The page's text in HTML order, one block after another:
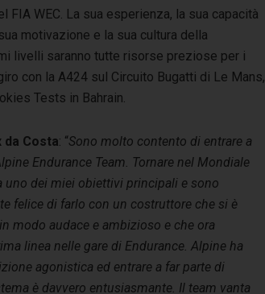
FIA WEC. La sua esperienza, la sua capacità
motivazione e la sua cultura della
livelli saranno tutte risorse preziose per i
con la A424 sul Circuito Bugatti di Le Mans,
Tests in Bahrain.
da Costa: “Sono molto contento di entrare a
Endurance Team. Tornare nel Mondiale
uno dei miei obiettivi principali e sono
felice di farlo con un costruttore che si è
modo audace e ambizioso e che ora
linea nelle gare di Endurance. Alpine ha
agonistica ed entrare a far parte di
è davvero entusiasmante. Il team vanta